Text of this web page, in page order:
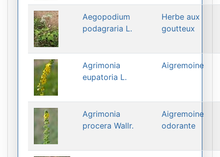
Aegopodium
podagraria L.
Herbe aux
goutteux
Agrimonia
eupatoria L.
Aigremoine
Agrimonia
procera Wallr.
Aigremoine
odorante